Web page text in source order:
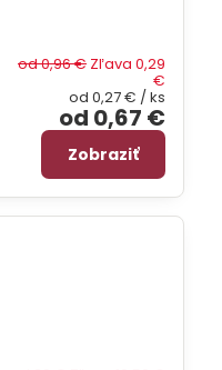
od 0,67 €
od 0,96 € Zľava 0,29
€
od 0,27 € / ks
Zobraziť